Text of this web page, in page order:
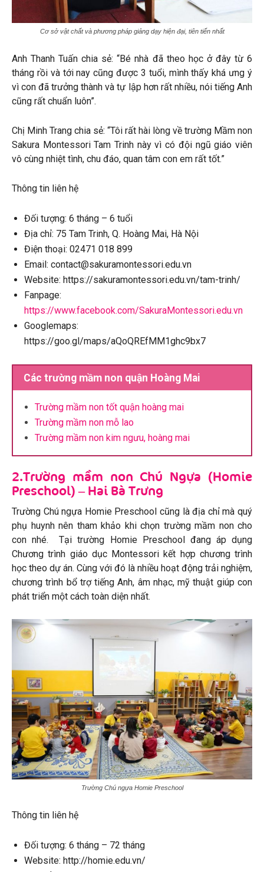
Cơ sở vật chất và phương pháp giảng dạy hiện đại, tiên tiến nhất
Anh Thanh Tuấn chia sẻ: “Bé nhà đã theo học ở đây từ 6
tháng rồi và tới nay cũng được 3 tuổi, mình thấy khá ưng ý
vì con đã trưởng thành và tự lập hơn rất nhiều, nói tiếng Anh
cũng rất chuẩn luôn”.
Chị Minh Trang chia sẻ: “Tôi rất hài lòng về trường Mầm non
Sakura Montessori Tam Trinh này vì có đội ngũ giáo viên
vô cùng nhiệt tình, chu đáo, quan tâm con em rất tốt.”
Thông tin liên hệ
Đối tượng: 6 tháng – 6 tuổi
Địa chỉ: 75 Tam Trinh, Q. Hoàng Mai, Hà Nội
Điện thoại: 02471 018 899
Email: contact@sakuramontessori.edu.vn
Website: https://sakuramontessori.edu.vn/tam-trinh/
Fanpage:
https://www.facebook.com/SakuraMontessori.edu.vn
Googlemaps:
https://goo.gl/maps/aQoQREfMM1ghc9bx7
Các trường mầm non quận Hoàng Mai
Trường mầm non tốt quận hoàng mai
Trường mầm non mỗ lao
Trường mầm non kim ngưu, hoàng mai
2.Trường mầm non Chú Ngựa (Homie
Preschool) – Hai Bà Trưng
Trường Chú ngựa Homie Preschool cũng là địa chỉ mà quý
phụ huynh nên tham khảo khi chọn trường mầm non cho
con nhé. Tại trường Homie Preschool đang áp dụng
Chương trình giáo dục Montessori kết hợp chương trình
học theo dự án. Cùng với đó là nhiều hoạt động trải nghiệm,
chương trình bổ trợ tiếng Anh, âm nhạc, mỹ thuật giúp con
phát triển một cách toàn diện nhất.
Trường Chú ngựa Homie Preschool
Thông tin liên hệ
Đối tượng: 6 tháng – 72 tháng
Website: http://homie.edu.vn/